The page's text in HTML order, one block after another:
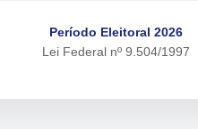
Período Eleitoral 2026
Lei Federal nº 9.504/1997